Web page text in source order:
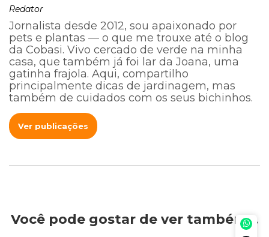
Redator
Jornalista desde 2012, sou apaixonado por
pets e plantas — o que me trouxe até o blog
da Cobasi. Vivo cercado de verde na minha
casa, que também já foi lar da Joana, uma
gatinha frajola. Aqui, compartilho
principalmente dicas de jardinagem, mas
também de cuidados com os seus bichinhos.
Ver publicações
Você pode gostar de ver também…